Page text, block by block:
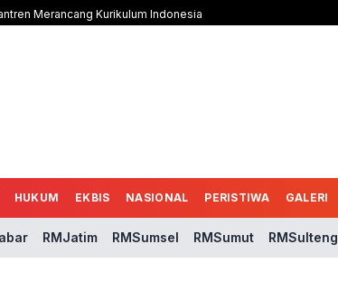
Merancang Kurikulum Indonesia
HUKUM EKBIS NASIONAL PERISTIWA GALERI
RMJatim RMSumsel RMSumut RMSulteng